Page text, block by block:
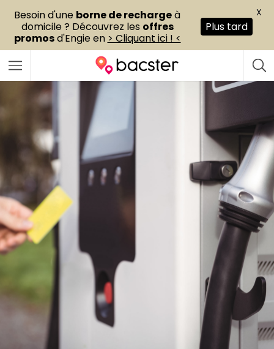
Besoin d'une borne de rechargeà
domicile ? Découvrez les offres
promosd'Engie en > Cliquant ici ! <
Plus tard
X